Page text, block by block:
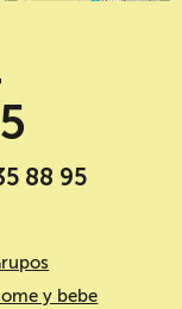
88 95
y bebe